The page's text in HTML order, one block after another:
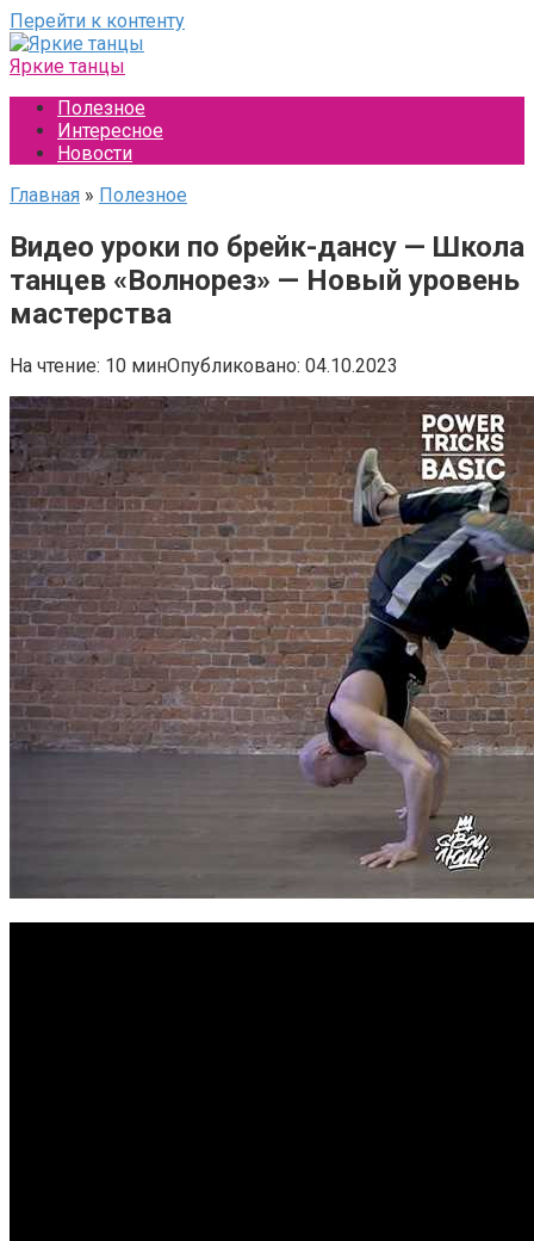
Перейти к контенту
Яркие танцы
Полезное
Интересное
Новости
Главная » Полезное
Видео уроки по брейк-дансу — Школа
танцев «Волнорез» — Новый уровень
мастерства
На чтение: 10 минОпубликовано: 04.10.2023